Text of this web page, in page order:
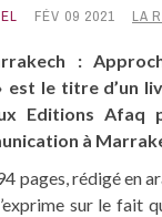
FÉV 09 2021 LA
:
est le titre d’un
Editions Afaq
à
pages, rédigé en
sur le fait